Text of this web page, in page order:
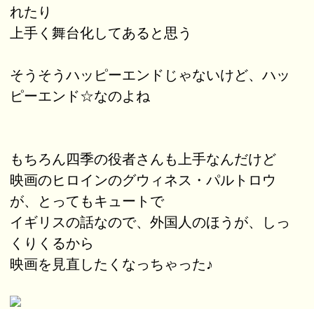
れたり
上手く舞台化してあると思う
そうそうハッピーエンドじゃないけど、ハッ
ピーエンド☆なのよね
もちろん四季の役者さんも上手なんだけど
映画のヒロインのグウィネス・パルトロウ
が、とってもキュートで
イギリスの話なので、外国人のほうが、しっ
くりくるから
映画を見直したくなっちゃった♪